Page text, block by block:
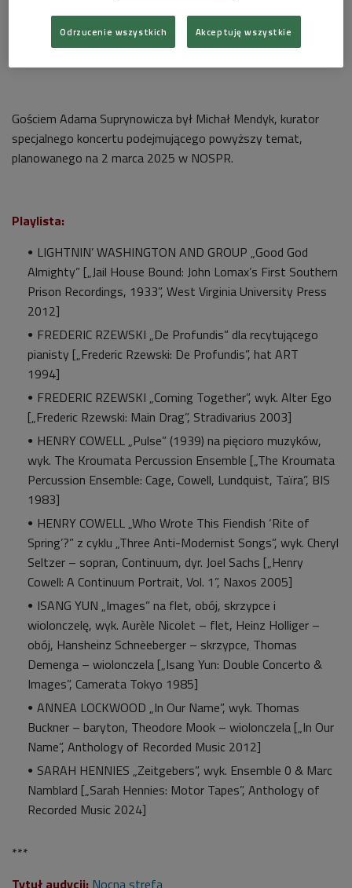
Gościem Adama Suprynowicza był Michał Mendyk, kurator
specjalnego koncertu podejmującego powyższy temat,
planowanego na 2 marca 2025 w NOSPR.
Playlista:
LIGHTNIN’ WASHINGTON AND GROUP „Good God
Almighty” [„Jail House Bound: John Lomax’s First Southern
Prison Recordings, 1933”, West Virginia University Press
FREDERIC RZEWSKI „De Profundis” dla recytującego
pianisty [„Frederic Rzewski: De Profundis”, hat ART
1994]
FREDERIC RZEWSKI „Coming Together”, wyk. Alter Ego
[„Frederic Rzewski: Main Drag”, Stradivarius 2003]
HENRY COWELL „Pulse” (1939) na pięcioro muzyków,
wyk. The Kroumata Percussion Ensemble [„The Kroumata
Percussion Ensemble: Cage, Cowell, Lundquist, Taïra”, BIS
1983]
HENRY COWELL „Who Wrote This Fiendish ‘Rite of
Spring’?” z cyklu „Three Anti-Modernist Songs”, wyk. Cheryl
Seltzer – sopran, Continuum, dyr. Joel Sachs [„Henry
Cowell: A Continuum Portrait, Vol. 1”, Naxos 2005]
ISANG YUN „Images” na flet, obój, skrzypce i
wiolonczelę, wyk. Aurèle Nicolet – flet, Heinz Holliger –
obój, Hansheinz Schneeberger – skrzypce, Thomas
Demenga – wiolonczela [„Isang Yun: Double Concerto &
Images”, Camerata Tokyo 1985]
ANNEA LOCKWOOD „In Our Name”, wyk. Thomas
Buckner – baryton, Theodore Mook – wiolonczela [„In Our
Name”, Anthology of Recorded Music 2012]
SARAH HENNIES „Zeitgebers”, wyk. Ensemble 0 & Marc
Namblard [„Sarah Hennies: Motor Tapes”, Anthology of
Recorded Music 2024]
***
Tytuł audycji: Nocna strefa
Odrzucenie wszystkich Akceptuję wszystkie